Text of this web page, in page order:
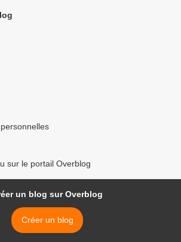
sur le portail Overblog
un blog sur Overblog
Créer un blog